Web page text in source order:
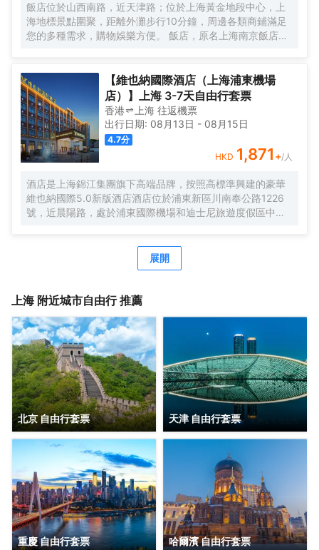
飯店位於山西南路，近天津路；位於上海黃金地段中心，上
海地標景點圍聚，距離外灘步行10分鐘，周邊各類商鋪滿足
您的多種需求，購物娛樂方便。 飯店，原名上海南京飯店。
上海文壇人士聚會的場所，文壇巨匠巴金、魯迅等都曾和南
京飯店結下不解之緣，是巴金早期宴請賓客及重大宴請之
地。 飯店配有無線WIFI、中西式自助餐廳、大堂吧、會議
室，自助餐廳提供營養、豐富、藝術的自助早餐，多種選擇
的午晚餐，每日下午2點至4點提供“社交時光”供您享用飲
料、小食，飯店是您旅遊、商務的上佳選擇。
【維也納國際酒店（上海浦東機場
店）】上海 3-7天自由行套票
香港 上海 往返機票
出行日期: 08月13日 - 08月15日
4.7分
HKD 1,871 +/人
酒店是上海錦江集團旗下高端品牌，按照高標準興建的豪華
維也納國際5.0新版酒店酒店位於浦東新區川南奉公路1226
號，近晨陽路，處於浦東國際機場和迪士尼旅遊度假區中間
離浦東國際機場，僅有15分鐘車程。距離上海國際旅遊度假
區（迪士尼樂園），僅有20分鐘車程。可便捷到達地鐵2號
資源眾多，有上海新國際博覽中心、佛羅倫薩奧特萊斯購物
海旅遊區等。 酒店是錦江酒店（中國區）旗下的中端連鎖品
牌酒店，按照維也納國際5.0標準裝修，簡約時尚，整體風格
舒適典雅。客房寬敞明亮，房內布置精美，處處體現人性化
的理念。 酒店還有免費停車場、休閒茶吧、精品早餐、寬敞
會議室等，同時還為您提供24小時免費浦東機場接機（需預
約）等服務，賓客抵達浦東機場並取完行李聯繫當值司機
（13651944838），T1航站樓-三樓-3號門，T2航站樓-三
樓29號門，另酒店提供迪士尼樂園免費班車服務，送站時間
早上07：20一班車子送往迪士尼樂園，晚上第二場煙花結束
接回預計時間約22：00左右。是商務、休閒、會務的理想酒
店。
展開
上海 附近城市自由行 推薦
北京 自由行套票 天津 自由行套票
重慶 自由行套票 哈爾濱 自由行套票